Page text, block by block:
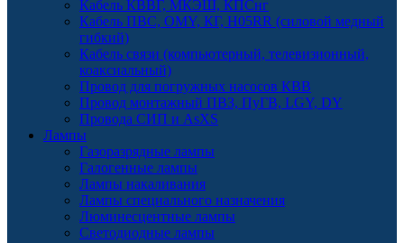
Кабель КВВГ, МКЭШ, КПСнг
Кабель ПВС, OMY, КГ, H05RR (силовой медный
гибкий)
Кабель связи (компьютерный, телевизионный,
коаксиальный)
Провод для погружных насосов КВВ
Провод монтажный ПВЗ, ПуГВ, LGY, DY
Провода СИП и AsXS
Лампы
Газоразрядные лампы
Галогенные лампы
Лампы накаливания
Лампы специального назначения
Люминесцентные лампы
Светодиодные лампы